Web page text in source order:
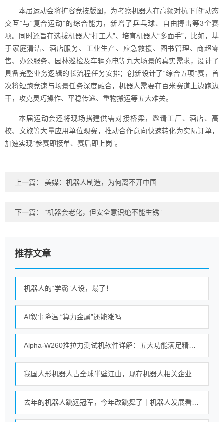
本届运动会将扩容竞技版图，为考察机器人在高频对抗下的“动态
交互”与“复合运动”的综合能力，新增了乒乓球、自由搏击等3个赛
项。同时还旨在选拔机器人“打工人”、培育机器人“多面手”，比如，基
于家庭清洁、酒店服务、工业生产、应急救援、图书管理、商超零
售、办公服务、园林巡检及车辆充电等九大场景的真实需求，设计了
具备完整业务逻辑的长流程任务安排；创新设计了“综合五项”赛，首
次将短跑竞速与场景任务深度融合，机器人需要在百米赛道上边跑边
干，攻克灵巧操作、平稳传递、重物搬运等五大难关。
本届运动会还将现场搭建供需对接桥梁，邀请工厂、酒店、高
校、文旅等大量应用单位观赛，推动合作意向快速转化为实际订单，
加速实现“参赛即接单、赛后即上岗”。
上一篇： 美媒：机器人制造，为何离不开中国
下一篇： “机器会老化，但安全意识绝不能生锈”
推荐文章
机器人的“学霸”人设，塌了！
AI叙事降温 “算力金属”还能涨吗